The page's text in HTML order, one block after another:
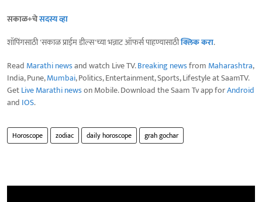
सकाळ+चेसदस्य व्हा
शॉपिंगसाठी 'सकाळ प्राईम डील्स'च्या भन्नाट ऑफर्स पाहण्यासाठीक्लिक करा.
Read Marathi newsand watch Live TV.Breaking newsfrom Maharashtra,
India, Pune,Mumbai, Politics, Entertainment, Sports, Lifestyle at SaamTV.
GetLive Marathi newson Mobile. Download the Saam Tv app forAndroid
and IOS.
Horoscope zodiac daily horoscope grah gochar